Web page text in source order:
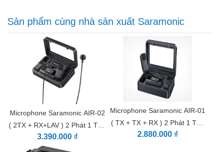
Sản phẩm cùng nhà sản xuất Saramonic
Microphone Saramonic AIR-02
( 2TX + RX+LAV ) 2 Phát 1 Thu
kèm cổng Mic In
3.390.000 ₫
Microphone Saramonic AIR-01
( TX + TX + RX ) 2 Phát 1 Thu
kèm cổng Mic In
2.880.000 ₫